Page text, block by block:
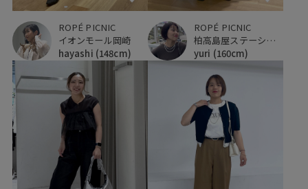
ROPÉ PICNIC
イオンモール岡崎
hayashi (148cm)
ROPÉ PICNIC
柏高島屋ステーションモール
yuri (160cm)